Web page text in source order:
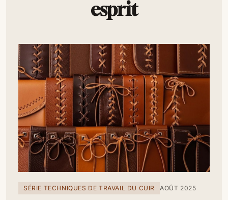
esprit
SÉRIE TECHNIQUES DE TRAVAIL DU CUIR AOÛT 2025